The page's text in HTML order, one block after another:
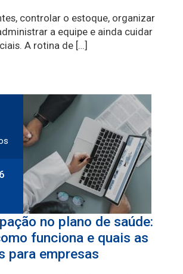
controlar o estoque, organizar
a equipe e ainda cuidar
A rotina de […]
no plano de saúde:
funciona e quais as
para empresas